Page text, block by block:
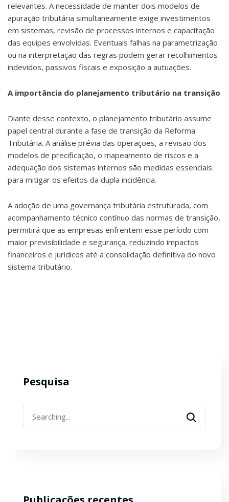
relevantes. A necessidade de manter dois modelos de
apuração tributária simultaneamente exige investimentos
em sistemas, revisão de processos internos e capacitação
das equipes envolvidas. Eventuais falhas na parametrização
ou na interpretação das regras podem gerar recolhimentos
indevidos, passivos fiscais e exposição a autuações.
A importância do planejamento tributário na transição
Diante desse contexto, o planejamento tributário assume
papel central durante a fase de transição da Reforma
Tributária. A análise prévia das operações, a revisão dos
modelos de precificação, o mapeamento de riscos e a
adequação dos sistemas internos são medidas essenciais
para mitigar os efeitos da dupla incidência.
A adoção de uma governança tributária estruturada, com
acompanhamento técnico contínuo das normas de transição,
permitirá que as empresas enfrentem esse período com
maior previsibilidade e segurança, reduzindo impactos
financeiros e jurídicos até a consolidação definitiva do novo
sistema tributário.
Pesquisa
for: